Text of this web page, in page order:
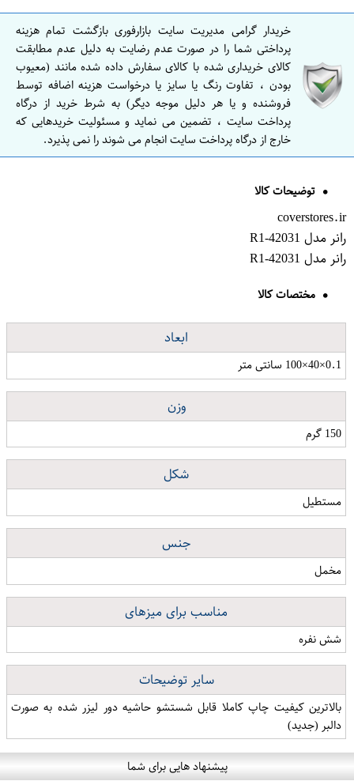
خریدار گرامی مدیریت سایت بازارفوری بازگشت تمام هزینه
پرداختی شما را در صورت عدم رضایت به دلیل عدم مطابقت
کالای خریداری شده با کالای سفارش داده شده مانند (معیوب
بودن ، تفاوت رنگ یا سایز یا درخواست هزینه اضافه توسط
فروشنده و یا هر دلیل موجه دیگر) به شرط خرید از درگاه
پرداخت سایت ، تضمین می نماید و مسئولیت خریدهایی که
خارج از درگاه پرداخت سایت انجام می شوند را نمی پذیرد.
توضیحات کالا
coverstores.ir
رانر مدل R1-42031
رانر مدل R1-42031
مختصات کالا
ابعاد
0.1×40×100 سانتی متر
وزن
150 گرم
شکل
مستطیل
جنس
مخمل
مناسب برای میزهای
شش نفره
سایر توضیحات
بالاترین کیفیت چاپ کاملا قابل شستشو حاشیه دور لیزر شده به صورت
دالبر (جدید)
پیشنهاد هایی برای شما